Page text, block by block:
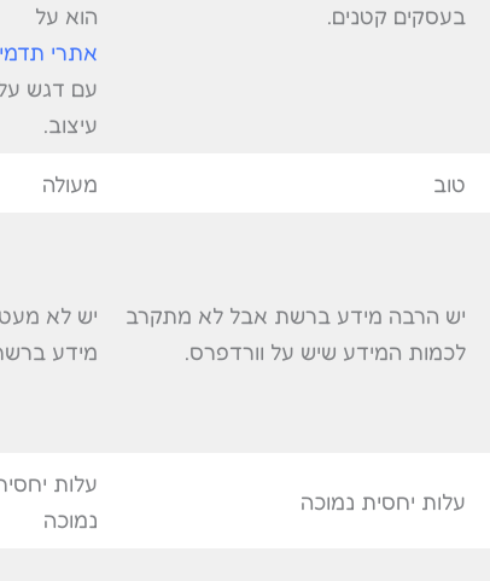
בעסקים קטנים.
הוא על
אתרי
עם דגש
עיצוב.
טוב מעולה
יש הרבה מידע ברשת אבל לא מתקרב
לכמות המידע שיש על וורדפרס.
יש לא מעט
מידע
עלות יחסית נמוכה
עלות
נמוכה